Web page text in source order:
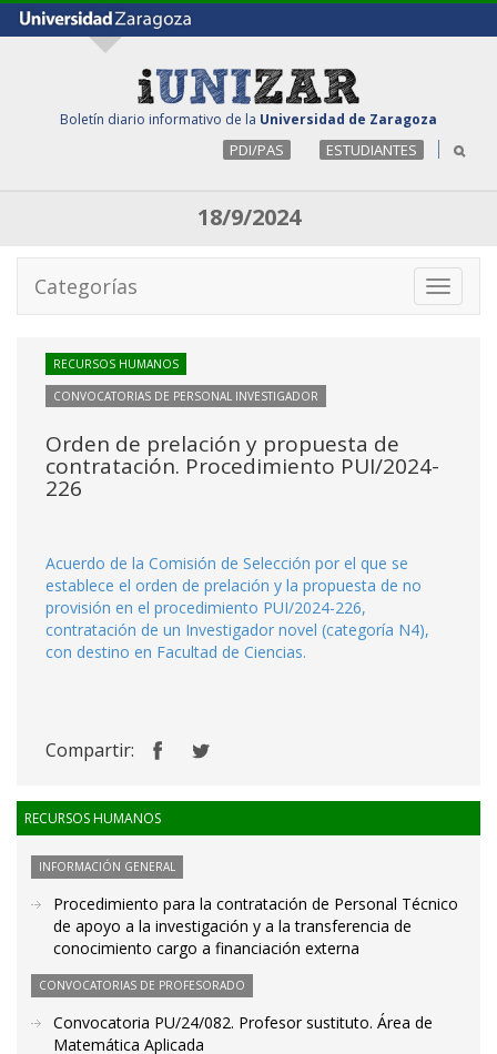
Boletín diario informativo de la Universidad de Zaragoza
PDI/PAS ESTUDIANTES
18/9/2024
Toggle
Categorías
RECURSOS HUMANOS
CONVOCATORIAS DE PERSONAL INVESTIGADOR
Orden de prelación y propuesta de
contratación. Procedimiento PUI/2024-
226
Acuerdo de la Comisión de Selección por el que se
establece el orden de prelación y la propuesta de no
provisión en el procedimiento PUI/2024-226,
contratación de un Investigador novel (categoría N4),
con destino en Facultad de Ciencias.
Compartir:
RECURSOS HUMANOS
INFORMACIÓN GENERAL
Procedimiento para la contratación de Personal Técnico
de apoyo a la investigación y a la transferencia de
conocimiento cargo a financiación externa
CONVOCATORIAS DE PROFESORADO
Convocatoria PU/24/082. Profesor sustituto. Área de
Matemática Aplicada